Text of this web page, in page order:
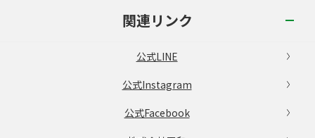
関連リンク
公式LINE
公式Instagram
公式Facebook